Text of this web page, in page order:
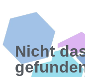
Nicht